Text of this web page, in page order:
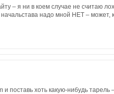
– я ни в коем случае не считаю
надо мной НЕТ – может,
и поставь хоть какую-нибудь